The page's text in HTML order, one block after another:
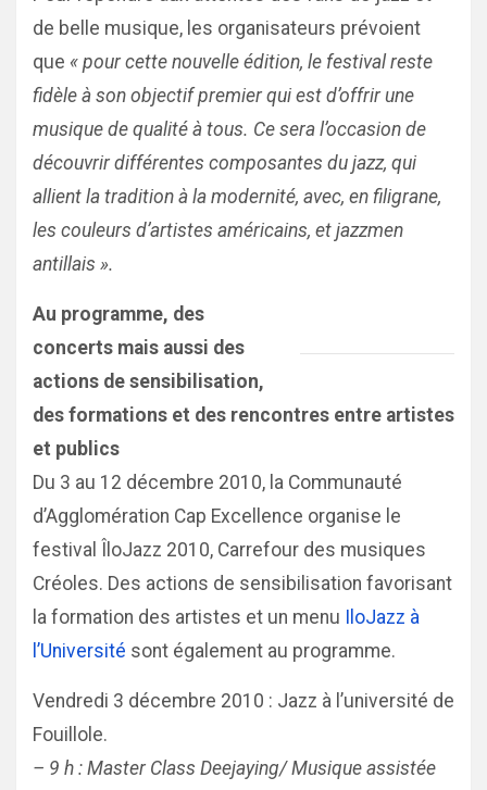
de belle musique, les organisateurs prévoient
que « pour cette nouvelle édition, le festival reste
fidèle à son objectif premier qui est d’offrir une
musique de qualité à tous. Ce sera l’occasion de
découvrir différentes composantes du jazz, qui
allient la tradition à la modernité, avec, en filigrane,
les couleurs d’artistes américains, et jazzmen
antillais ».
Au programme, des
concerts mais aussi des
actions de sensibilisation,
des formations et des rencontres entre artistes
et publics
Du 3 au 12 décembre 2010, la Communauté
d’Agglomération Cap Excellence organise le
festival ÎloJazz 2010, Carrefour des musiques
Créoles. Des actions de sensibilisation favorisant
la formation des artistes et un menu
IloJazz à
l’Université sont également au programme.
Vendredi 3 décembre 2010 : Jazz à l’université de
Fouillole.
– 9 h : Master Class Deejaying/ Musique assistée